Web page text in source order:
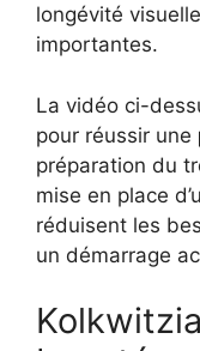
longévité
importantes.
La vidéo ci-
pour réussir une
préparation du
mise en place
réduisent les
un démarrage